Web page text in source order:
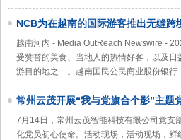
NCB为在越南的国际游客推出无缝跨
越南河内 - Media OutReach Newswire -
受赞誉的美食、当地人的热情好客，以及
游目的地之一。越南国民公民商业股份银
常州云茂开展“我与党旗合个影”主题
7月14日，常州云茂智能科技有限公司党支
化党员初心使命。活动现场，活动现场，